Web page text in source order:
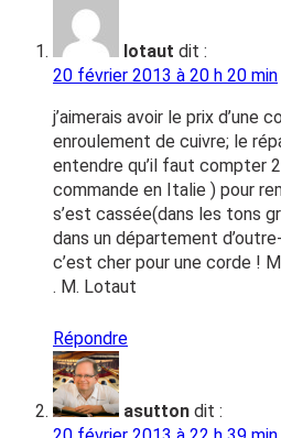
lotaut dit :
20 février 2013 à 20 h 20 min
j’aimerais avoir le prix d’une
enroulement de cuivre; le
entendre qu’il faut compter
commande en Italie ) pour
s’est cassée(dans les tons
dans un département
c’est cher pour une corde !
. M. Lotaut
Répondre
asutton dit :